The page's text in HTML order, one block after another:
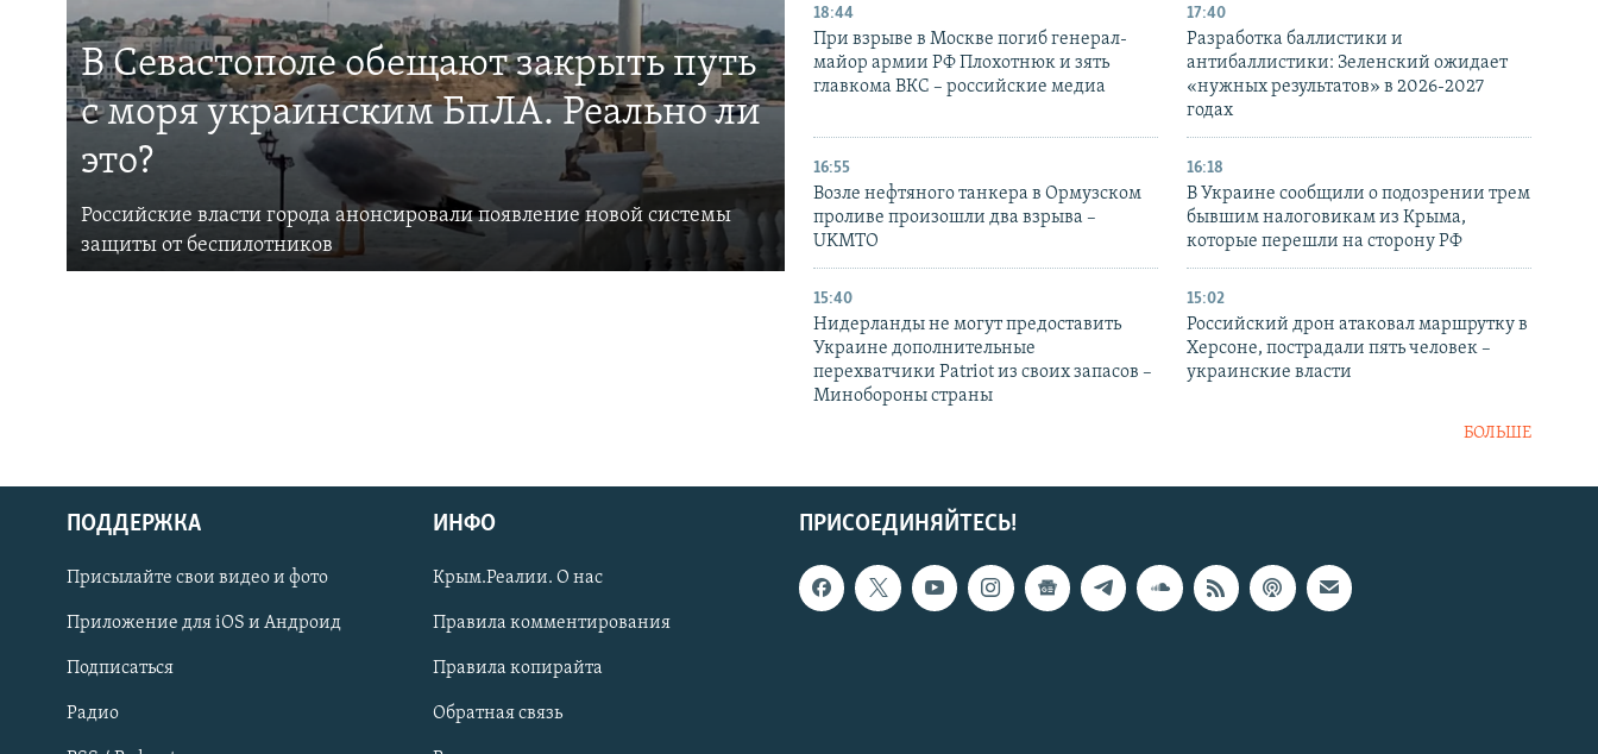
Українською
Qırımtatar
ПРИСОЕДИНЯЙТЕСЬ!
В Севастополе обещают закрыть путь
с моря украинским БпЛА. Реально ли
это?
Российские власти города анонсировали появление новой системы
защиты от беспилотников
18:44
При взрыве в Москве погиб генерал-
майор армии РФ Плохотнюк и зять
главкома ВКС – российские медиа
17:40
Разработка баллистики и
антибаллистики: Зеленский ожидает
«нужных результатов» в 2026-2027
годах
16:55
Возле нефтяного танкера в Ормузском
проливе произошли два взрыва –
UKMTO
16:18
В Украине сообщили о подозрении трем
бывшим налоговикам из Крыма,
которые перешли на сторону РФ
15:40
Нидерланды не могут предоставить
Украине дополнительные
перехватчики Patriot из своих запасов –
Минобороны страны
15:02
Российский дрон атаковал маршрутку в
Херсоне, пострадали пять человек –
украинские власти
БОЛЬШЕ
ПРИСОЕДИНЯЙТЕСЬ!
ПОДДЕРЖКА
Присылайте свои видео и фото
Приложение для iOS и Андроид
Подписаться
Радио
ИНФО
Крым.Реалии. О нас
Правила комментирования
Правила копирайта
Обратная связь